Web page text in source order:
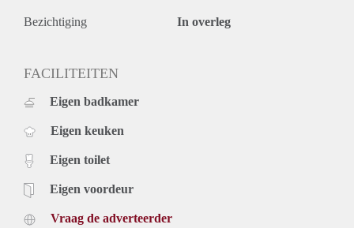
Bezichtiging In overleg
FACILITEITEN
Eigen badkamer
Eigen keuken
Eigen toilet
Eigen voordeur
Vraag de adverteerder